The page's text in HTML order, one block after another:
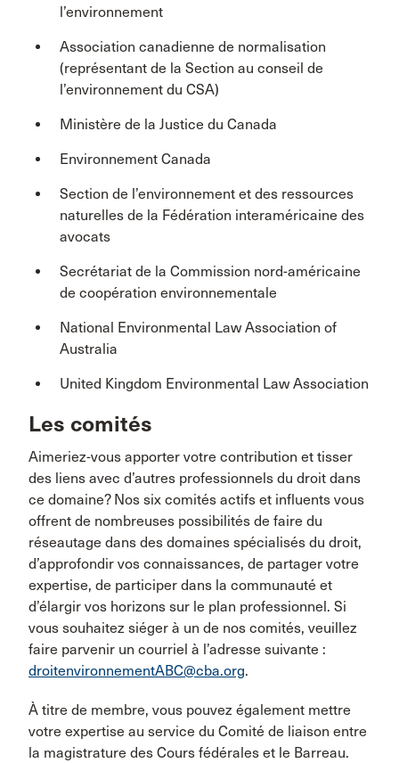
l’environnement
Association canadienne de normalisation
(représentant de la Section au conseil de
l’environnement du CSA)
Ministère de la Justice du Canada
Environnement Canada
Section de l’environnement et des ressources
naturelles de la Fédération interaméricaine des
avocats
Secrétariat de la Commission nord-américaine
de coopération environnementale
National Environmental Law Association of
Australia
United Kingdom Environmental Law Association
Les comités
Aimeriez-vous apporter votre contribution et tisser
des liens avec d’autres professionnels du droit dans
ce domaine? Nos six comités actifs et influents vous
offrent de nombreuses possibilités de faire du
réseautage dans des domaines spécialisés du droit,
d’approfondir vos connaissances, de partager votre
expertise, de participer dans la communauté et
d’élargir vos horizons sur le plan professionnel. Si
vous souhaitez siéger à un de nos comités, veuillez
faire parvenir un courriel à l’adresse suivante :
droitenvironnementABC@cba.org.
À titre de membre, vous pouvez également mettre
votre expertise au service du Comité de liaison entre
la magistrature des Cours fédérales et le Barreau.